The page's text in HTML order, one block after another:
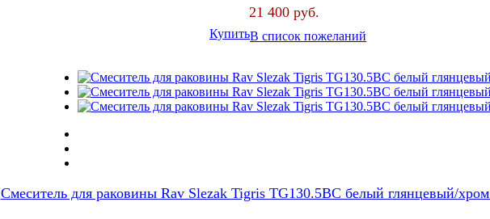
21 400 руб.
КупитьВ список пожеланий
Смеситель для раковины Rav Slezak Tigris TG130.5BC белый глянцевый/хром